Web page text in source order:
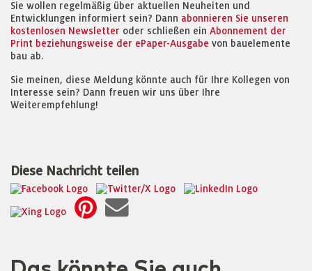
Sie wollen regelmäßig über aktuellen Neuheiten und
Entwicklungen informiert sein? Dann abonnieren Sie unseren
kostenlosen Newsletter oder schließen ein Abonnement der
Print beziehungsweise der ePaper-Ausgabe von bauelemente
bau ab.
Sie meinen, diese Meldung könnte auch für Ihre Kollegen von
Interesse sein? Dann freuen wir uns über Ihre
Weiterempfehlung!
Diese Nachricht teilen